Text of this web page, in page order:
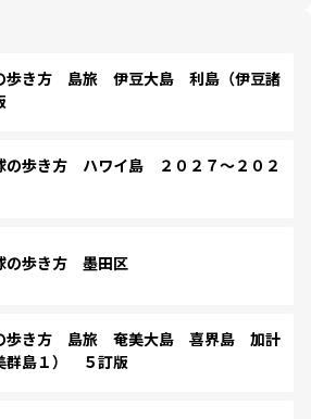
歩き方 島旅 伊豆大島 利島（伊豆諸
歩き方 ハワイ島 ２０２７～２０２
の歩き方 墨田区
歩き方 島旅 奄美大島 喜界島 加計
群島１） ５訂版